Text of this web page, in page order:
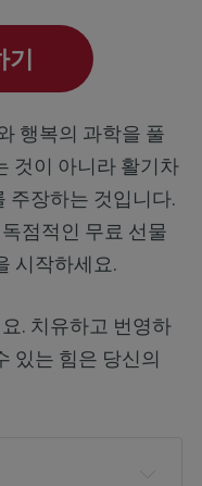
행복의 과학을 풀
것이 아니라 활기차
주장하는 것입니다.
점적인 무료 선물
시작하세요.
. 치유하고 번영하
있는 힘은 당신의